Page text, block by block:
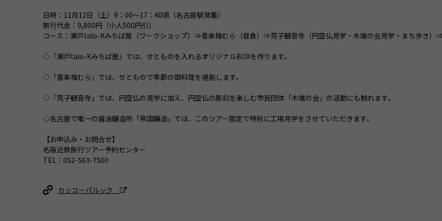
日時：11月12日（土）9：00～17：40頃（名古屋駅発着）
旅行代金：9,800円（小人500円引）
コース：瀬戸talo-Kみちば屋（ワークショップ）⇒喜楽梅むら（昼食）⇒荒子観音寺（円空仏見学・木端の会見学・まち歩き）⇒
◇「瀬戸talo-Kみちば屋」では、せとものを入れるオリジナルBOXを作ります。
◇「喜楽梅むら」では、せともので季節の御料理を堪能します。
◇「荒子観音寺」では、円空仏の見学に加え、円空仏の彫刻を楽しむ市民団体「木端の会」の活動にも触れます。
◇名古屋で唯一の醤油醸造所「帝国醸造」では、このツアー限定で特別に工場見学をさせていただきます。
【お申込み・お問合せ】
名阪近鉄旅行ツアー予約センター
TEL：052-563-7500
カッコーパルック